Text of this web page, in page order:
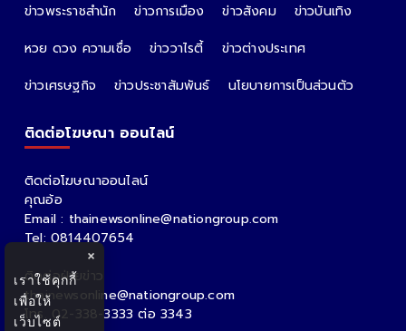
ข่าวพระราชสำนัก ข่าวการเมือง ข่าวสังคม
ข่าวบันเทิง
หวย ดวง ความเชื่อ
ข่าววาไรตี้
ข่าวต่างประเทศ
ข่าวเศรษฐกิจ
ข่าวประชาสัมพันธ์ นโยบายการเป็นส่วนตัว
ติดต่อโฆษณา ออนไลน์
ติดต่อโฆษณาออนไลน์
คุณอ้อ
Email : thainewsonline@nationgroup.com
Tel: 0814407654
ติดต่อฝ่ายข่าว
thainewsonline@nationgroup.com
โทร. 02-338-3333 ต่อ 3343
×
เราใช้คุกกี้
เพื่อให้
เว็บไซต์